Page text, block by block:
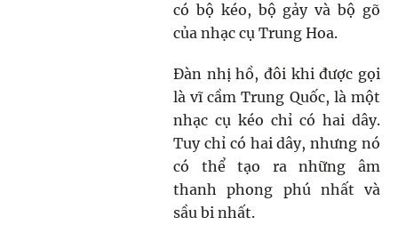
có bộ kéo, bộ gảy và bộ gõ
của nhạc cụ Trung Hoa.
Đàn nhị hồ, đôi khi được gọi
là vĩ cầm Trung Quốc, là một
nhạc cụ kéo chỉ có hai dây.
Tuy chỉ có hai dây, nhưng nó
có thể tạo ra những âm
thanh phong phú nhất và
sầu bi nhất.